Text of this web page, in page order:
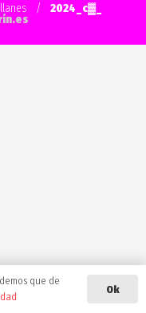
Illanes / 2024_c▓_
que de
Ok